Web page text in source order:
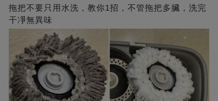
拖把不要只用水洗，教你1招，不管拖把多臟，洗完
干凈無異味